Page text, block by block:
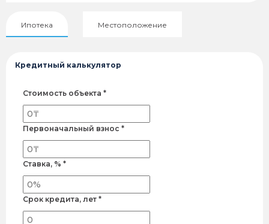
Ипотека Местоположение
Кредитный калькулятор
Стоимость объекта *
Первоначальный взнос *
Ставка, % *
Срок кредита, лет *